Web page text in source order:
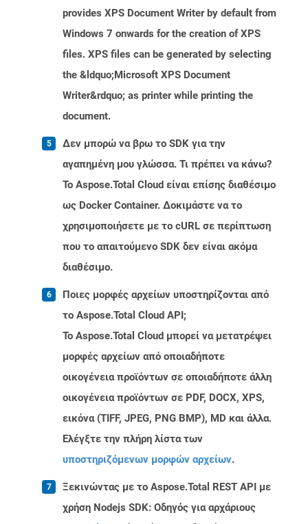
provides XPS Document Writer by default from
Windows 7 onwards for the creation of XPS
files. XPS files can be generated by selecting
the &ldquo;Microsoft XPS Document
Writer&rdquo; as printer while printing the
document.
Δεν μπορώ να βρω το SDK για την
αγαπημένη μου γλώσσα. Τι πρέπει να κάνω?
Το Aspose.Total Cloud είναι επίσης διαθέσιμο
ως Docker Container. Δοκιμάστε να το
χρησιμοποιήσετε με το cURL σε περίπτωση
που το απαιτούμενο SDK δεν είναι ακόμα
διαθέσιμο.
Ποιες μορφές αρχείων υποστηρίζονται από
το Aspose.Total Cloud API;
Το Aspose.Total Cloud μπορεί να μετατρέψει
μορφές αρχείων από οποιαδήποτε
οικογένεια προϊόντων σε οποιαδήποτε άλλη
οικογένεια προϊόντων σε PDF, DOCX, XPS,
εικόνα (TIFF, JPEG, PNG BMP), MD και άλλα.
Ελέγξτε την πλήρη λίστα των
υποστηριζόμενων μορφών αρχείων.
Ξεκινώντας με το Aspose.Total REST API με
χρήση Nodejs SDK: Οδηγός για αρχάριους